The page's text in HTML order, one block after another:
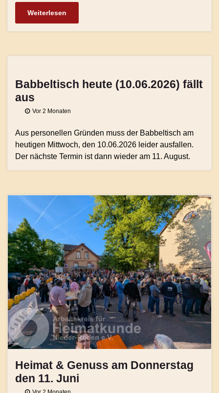
Weiterlesen
Babbeltisch heute (10.06.2026) fällt
aus
Vor 2 Monaten
Aus personellen Gründen muss der Babbeltisch am
heutigen Mittwoch, den 10.06.2026 leider ausfallen.
Der nächste Termin ist dann wieder am 11. August.
Heimat & Genuss am Donnerstag
den 11. Juni